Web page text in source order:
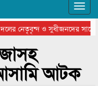
নেতৃবৃন্দ ও সুধীজনদের সাথে
গ্রুপ থিয়েটার
আটক